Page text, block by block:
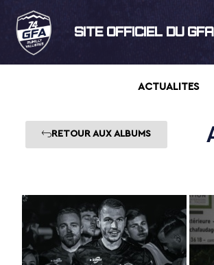
SITE OFFICIEL DU
ACTUALITES
RETOUR AUX ALBUMS